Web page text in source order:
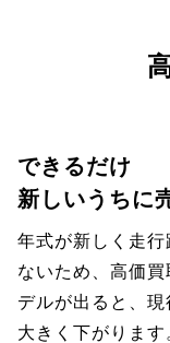
できるだけ
新しいうちに
年式が新しく走
ないため、高価
デルが出ると、
大きく下がります